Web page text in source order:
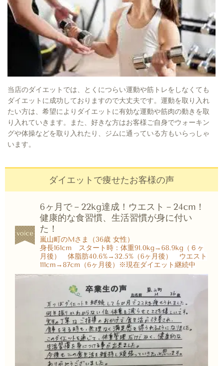
当店のダイエットでは、とくにつらい運動や筋トレをしなくても
ダイエットに成功しておりますので大丈夫です。運動を取り入れ
たい方は、希望によりダイエットに有効な運動や筋肉の動きを取
り入れていきます。また、好きな方はお客様ご自身でウォーキン
グや体操などを取り入れたり、ジムに通っている方もいらっしゃ
います。
ダイエットで痩せたお客様の声
6ヶ月で－22kg達成！ウエスト－24cm！
健康的な食習慣、生活習慣が身に付い
た！
嵐山町のMさま（36歳 女性）
身長161cm スタート時：体重91.0kg→68.9kg（６ヶ
月後） 体脂肪40.6%→32.5%（6ヶ月後） ウエスト
111cm→87cm（6ヶ月後）※現在ダイエット継続中